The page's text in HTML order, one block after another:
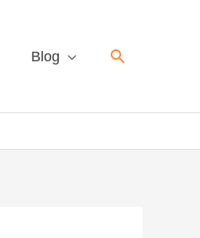
Blog